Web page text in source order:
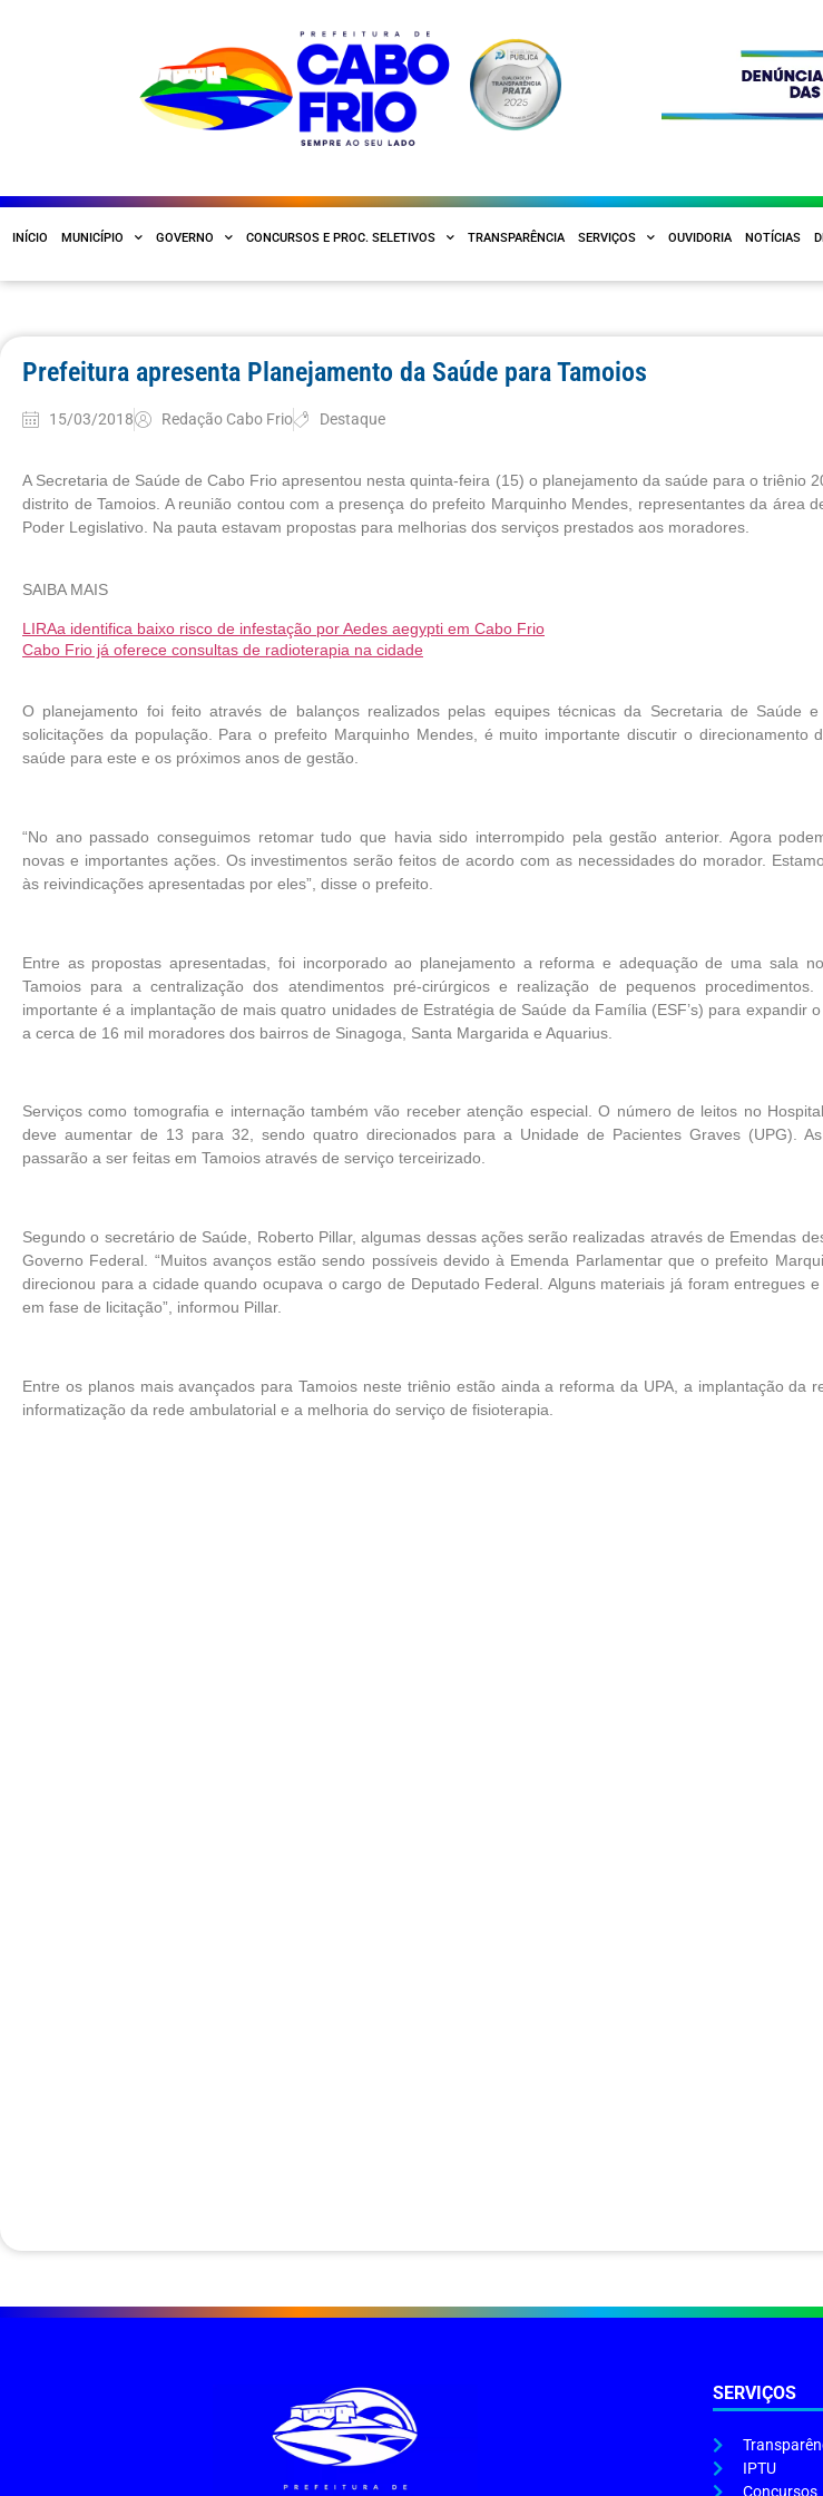
INÍCIO MUNICÍPIO GOVERNO CONCURSOS E PROC. SELETIVOS TRANSPARÊNCIA SERVIÇOS OUVIDORIA NOTÍCIAS
Prefeitura apresenta Planejamento da Saúde para Tamoios
15/03/2018 Redação Cabo Frio Destaque
A Secretaria de Saúde de Cabo Frio apresentou nesta quinta-feira (15) o planejamento da saúde para o triênio
distrito de Tamoios. A reunião contou com a presença do prefeito Marquinho Mendes, representantes da área
Poder Legislativo. Na pauta estavam propostas para melhorias dos serviços prestados aos moradores.
SAIBA MAIS
LIRAa identifica baixo risco de infestação por Aedes aegypti em Cabo Frio
Cabo Frio já oferece consultas de radioterapia na cidade
O planejamento foi feito através de balanços realizados pelas equipes técnicas da Secretaria de Saúde
solicitações da população. Para o prefeito Marquinho Mendes, é muito importante discutir o direcionamento
saúde para este e os próximos anos de gestão.
“No ano passado conseguimos retomar tudo que havia sido interrompido pela gestão anterior. Agora
novas e importantes ações. Os investimentos serão feitos de acordo com as necessidades do morador.
às reivindicações apresentadas por eles”, disse o prefeito.
Entre as propostas apresentadas, foi incorporado ao planejamento a reforma e adequação de uma sala
Tamoios para a centralização dos atendimentos pré-cirúrgicos e realização de pequenos procedimentos.
importante é a implantação de mais quatro unidades de Estratégia de Saúde da Família (ESF’s) para expandir
a cerca de 16 mil moradores dos bairros de Sinagoga, Santa Margarida e Aquarius.
Serviços como tomografia e internação também vão receber atenção especial. O número de leitos no
deve aumentar de 13 para 32, sendo quatro direcionados para a Unidade de Pacientes Graves (UPG).
passarão a ser feitas em Tamoios através de serviço terceirizado.
Segundo o secretário de Saúde, Roberto Pillar, algumas dessas ações serão realizadas através de Emendas
Governo Federal. “Muitos avanços estão sendo possíveis devido à Emenda Parlamentar que o prefeito
direcionou para a cidade quando ocupava o cargo de Deputado Federal. Alguns materiais já foram entregues
em fase de licitação”, informou Pillar.
Entre os planos mais avançados para Tamoios neste triênio estão ainda a reforma da UPA, a implantação da
informatização da rede ambulatorial e a melhoria do serviço de fisioterapia.
SERVIÇOS
IPTU
Concursos